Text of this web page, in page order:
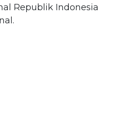
Republik Indonesia